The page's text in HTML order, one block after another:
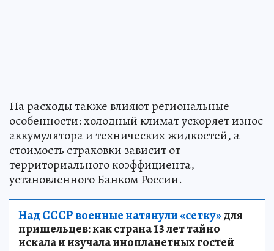
На расходы также влияют региональные
особенности: холодный климат ускоряет износ
аккумулятора и технических жидкостей, а
стоимость страховки зависит от
территориального коэффициента,
установленного Банком России.
Над СССР военные натянули «сетку»для
пришельцев: как страна 13 лет тайно
искала и изучала инопланетных гостей